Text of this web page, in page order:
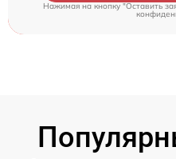
Нажимая на кнопку "Оставить